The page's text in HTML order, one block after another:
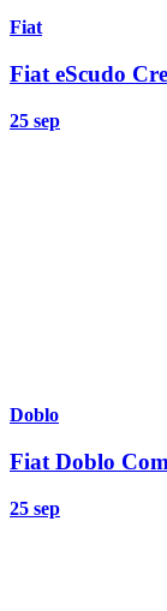
Fiat
Fiat eScudo
25 sep
Doblo
Fiat Doblo
25 sep